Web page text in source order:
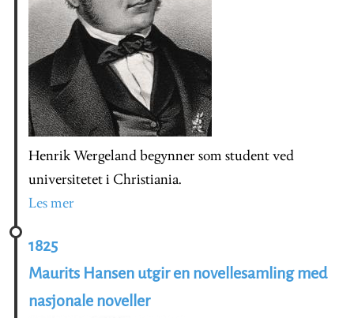
Henrik Wergeland begynner som student ved
universitetet i Christiania.
Les mer
1825
Maurits Hansen utgir en novellesamling med
nasjonale noveller